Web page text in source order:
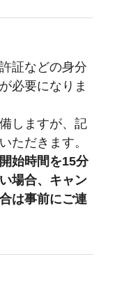
証などの身分
必要になりま
しますが、記
ただきます。
始時間を15分
場合、キャン
は事前にご連